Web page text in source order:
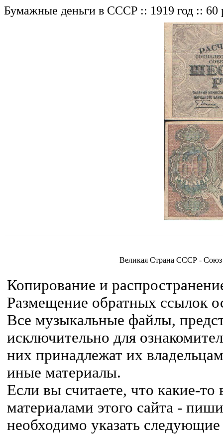
Бумажные деньги в СССР :: 1919 год :: 60
Великая Страна СССР - Союз
Копирование и
Размещение обратных ссылок
Все музыкальные файлы,
исключительно для
них принадлежат их
иные материалы.
Если вы считаете, что какие-
материалами этого сайта -
необходимо указать